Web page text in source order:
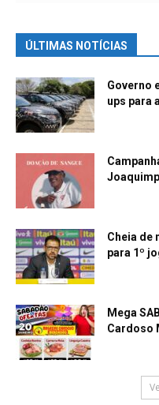
ÚLTIMAS NOTÍCIAS
Governo
ups para
Cheia de
para 1º
Mega
Cardoso